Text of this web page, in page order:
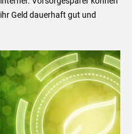
Geld dauerhaft gut und